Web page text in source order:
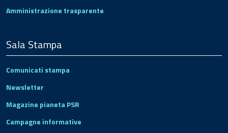
Amministrazione trasparente
Sala Stampa
Comunicati stampa
Newsletter
Magazine pianeta PSR
Campagne informative